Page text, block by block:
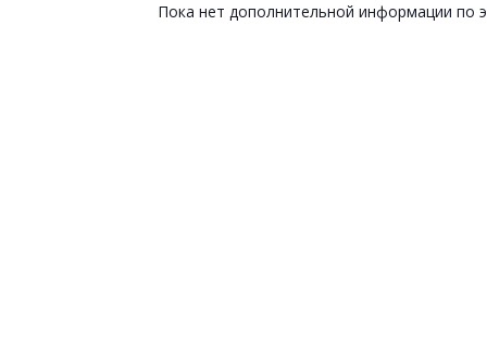
Пока нет дополнительной информации по